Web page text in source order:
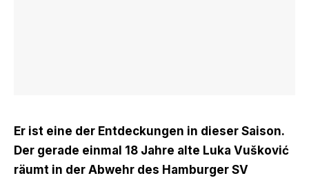
Er ist eine der Entdeckungen in dieser Saison.
Der gerade einmal 18 Jahre alte Luka Vušković
räumt in der Abwehr des Hamburger SV